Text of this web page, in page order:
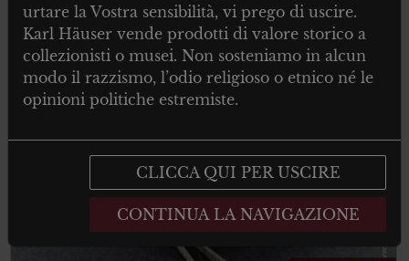
urtare la Vostra sensibilità, vi prego di uscire.
Karl Häuser vende prodotti di valore storico a
collezionisti o musei. Non sosteniamo in alcun
modo il razzismo, l’odio religioso o etnico né le
opinioni politiche estremiste.
CLICCA QUI PER USCIRE
CONTINUA LA NAVIGAZIONE